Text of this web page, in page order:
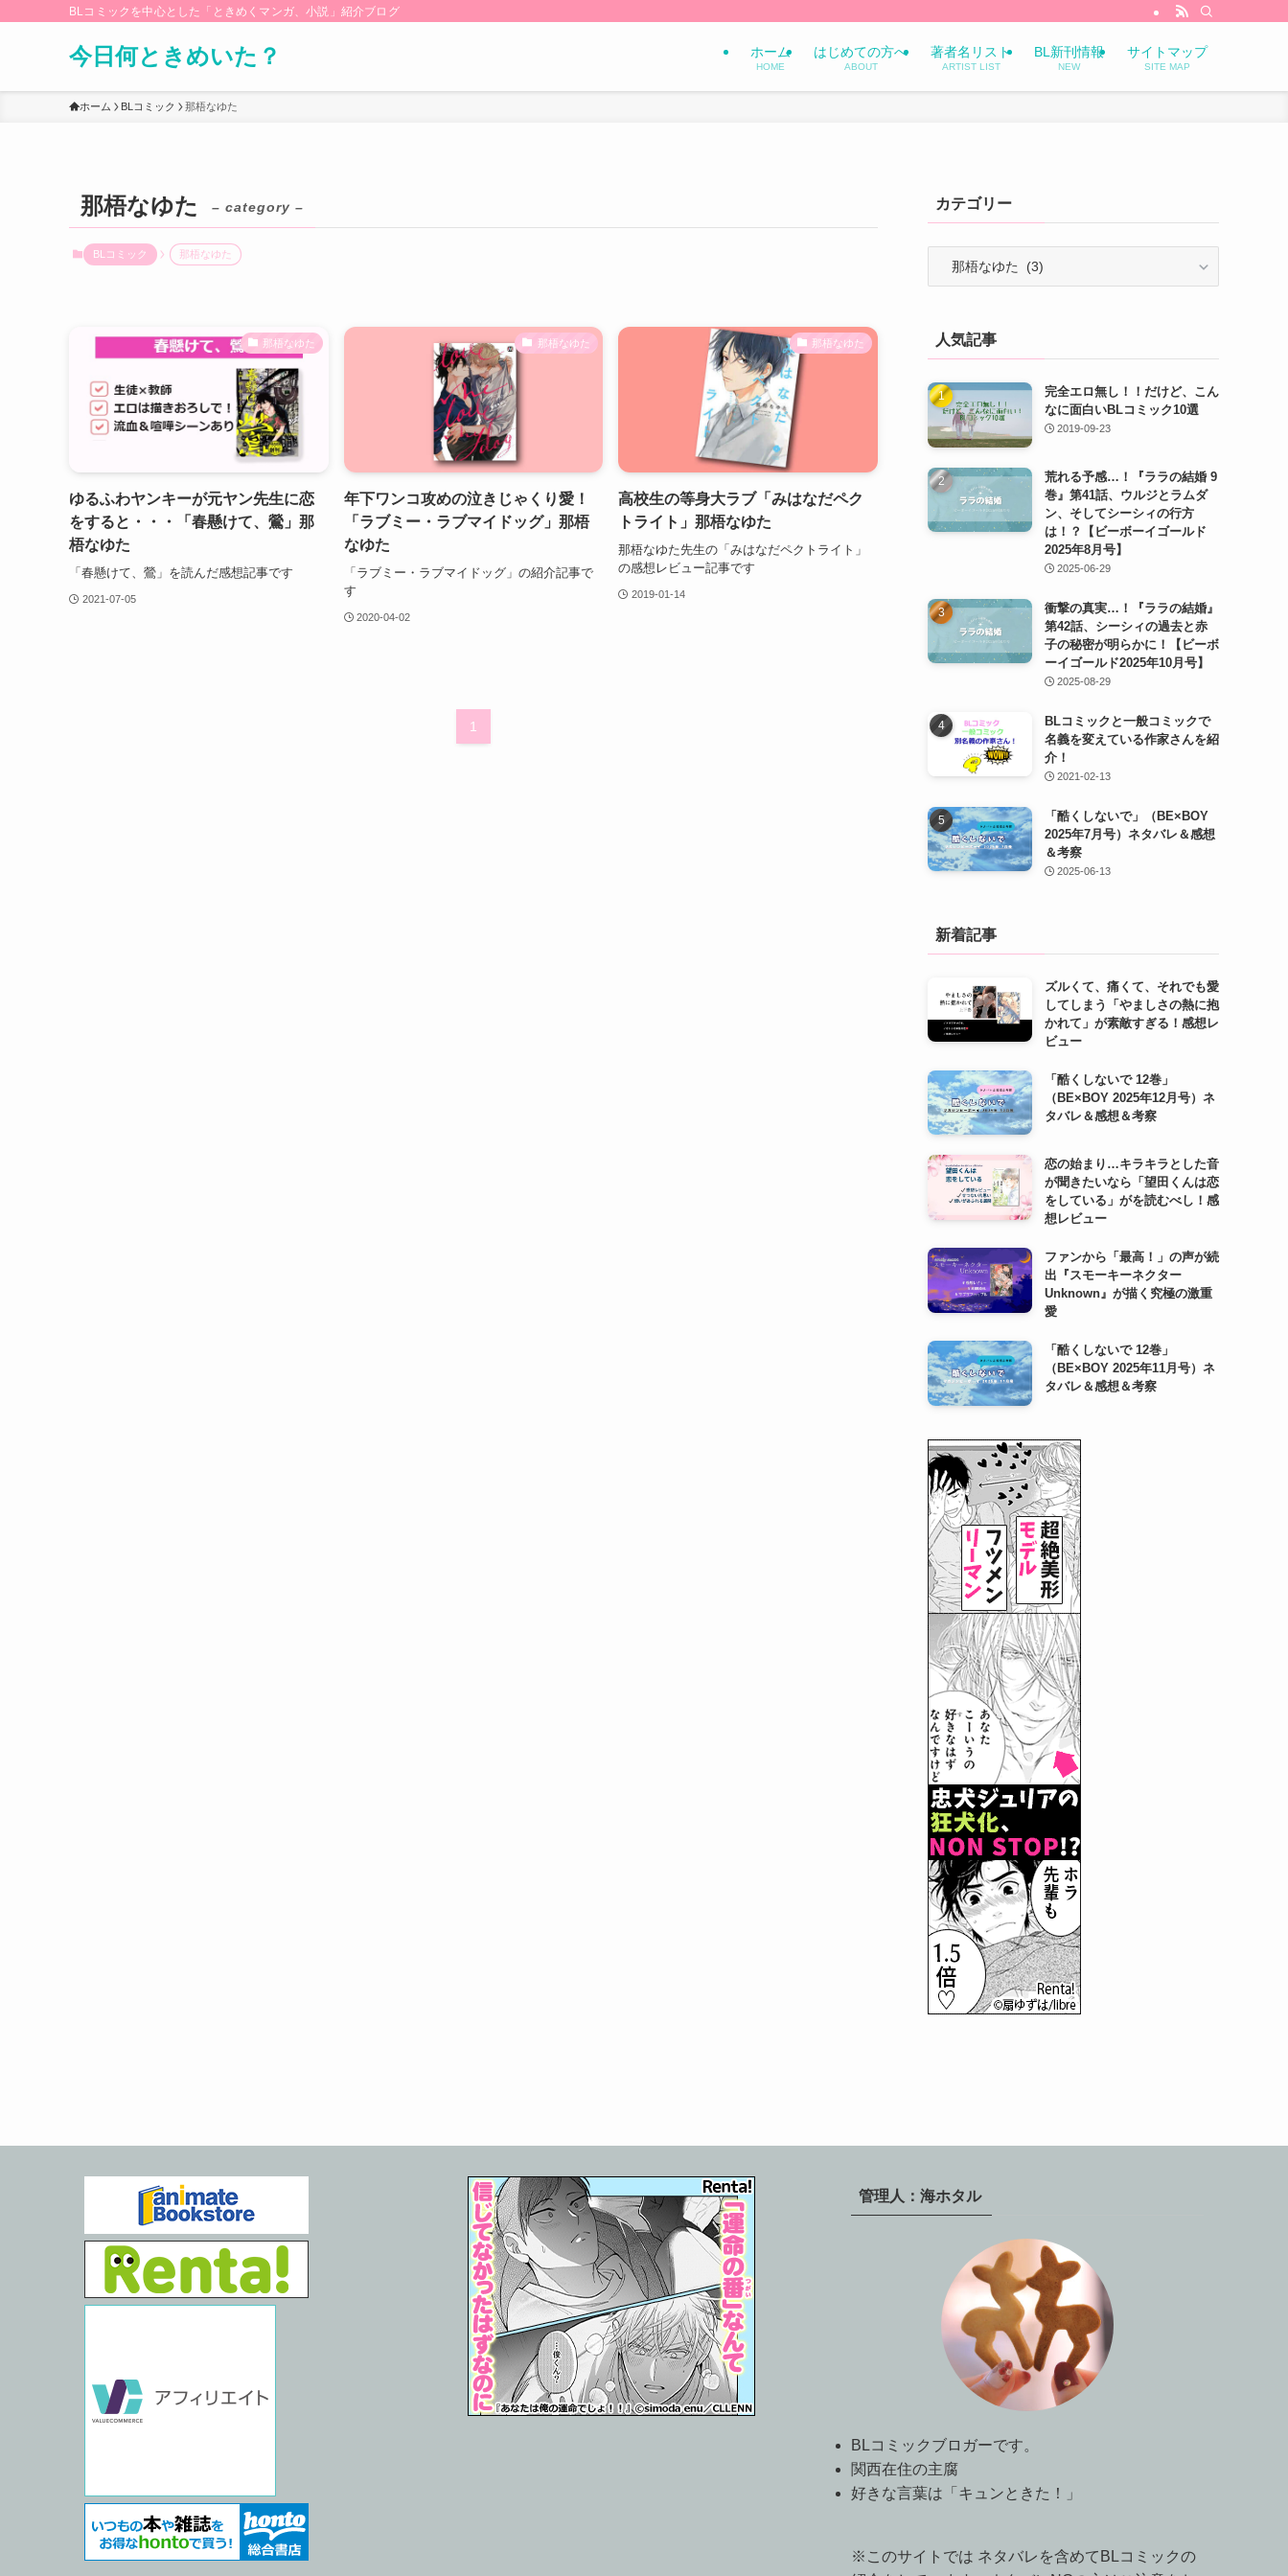
BLコミックを中心とした「ときめくマンガ、小説」紹介ブログ
今日何ときめいた？ ホーム
HOME
はじめての方へ
ABOUT
著者名リスト
ARTIST LIST
BL新刊情報
NEW
サイトマップ
SITE MAP
ホーム BLコミック 那梧なゆた
那梧なゆた – category –
BLコミック 那梧なゆた
那梧なゆた
ゆるふわヤンキーが元ヤン先生に恋
をすると・・・「春懸けて、鶯」那
梧なゆた
「春懸けて、鶯」を読んだ感想記事です
2021-07-05
那梧なゆた
年下ワンコ攻めの泣きじゃくり愛！
「ラブミー・ラブマイドッグ」那梧
なゆた
「ラブミー・ラブマイドッグ」の紹介記事で
す
2020-04-02
那梧なゆた
高校生の等身大ラブ「みはなだペク
トライト」那梧なゆた
那梧なゆた先生の「みはなだペクトライト」
の感想レビュー記事です
2019-01-14
1
カテゴリー
ー人気記事
完全エロ無し！！だけど、こん
なに面白いBLコミック10選
2019-09-23
荒れる予感…！『ララの結婚 9
巻』第41話、ウルジとラムダ
ン、そしてシーシィの行方
は！？【ビーボーイゴールド
2025年8月号】
2025-06-29
衝撃の真実…！『ララの結婚』
第42話、シーシィの過去と赤
子の秘密が明らかに！【ビーボ
ーイゴールド2025年10月号】
2025-08-29
BLコミックと一般コミックで
名義を変えている作家さんを紹
介！
2021-02-13
「酷くしないで」（BE×BOY
2025年7月号）ネタバレ＆感想
＆考察
2025-06-13
新着記事
ズルくて、痛くて、それでも愛
してしまう「やましさの熱に抱
かれて」が素敵すぎる！感想レ
ビュー
「酷くしないで 12巻」
（BE×BOY 2025年12月号）ネ
タバレ＆感想＆考察
恋の始まり…キラキラとした音
が聞きたいなら「望田くんは恋
をしている」がを読むべし！感
想レビュー
ファンから「最高！」の声が続
出『スモーキーネクター
Unknown』が描く究極の激重
愛
「酷くしないで 12巻」
（BE×BOY 2025年11月号）ネ
タバレ＆感想＆考察
管理人：海ホタル
BLコミックブロガーです。
関西在住の主腐
好きな言葉は「キュンときた！」
※このサイトでは ネタバレを含めてBLコミックの